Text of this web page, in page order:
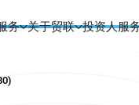
务 关于贸联 投资人服